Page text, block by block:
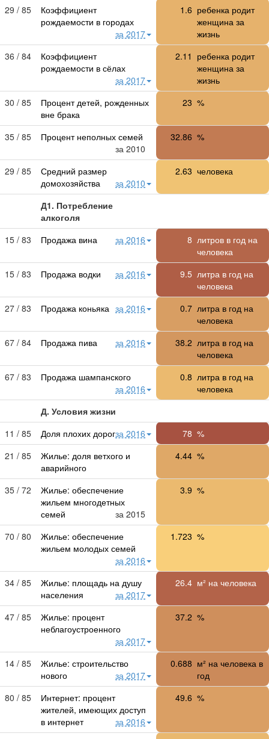
29 / 85
Коэффициент
рождаемости в городах
за 2017
1.6 ребенка родит
женщина за
жизнь
36 / 84
Коэффициент
рождаемости в сёлах
за 2017
2.11 ребенка родит
женщина за
жизнь
30 / 85
Процент детей, рожденных
вне брака
23 %
35 / 85
Процент неполных семей
за 2010
32.86 %
29 / 85
Средний размер
домохозяйства
за 2010
2.63 человека
Д1. Потребление
алкоголя
15 / 83
Продажа вина за 2016 8 литров в год на
человека
15 / 83
Продажа водки за 2016 9.5 литра в год на
человека
27 / 83
Продажа коньяка за 2016 0.7 литра в год на
человека
67 / 84
Продажа пива за 2016 38.2 литра в год на
человека
67 / 83
Продажа шампанского
за 2016
0.8 литра в год на
человека
Д. Условия жизни
11 / 85
Доля плохих дорогза 2016 78 %
21 / 85
Жилье: доля ветхого и
аварийного
4.44 %
35 / 72
Жилье: обеспечение
жильем многодетных
семей
за 2015
3.9 %
70 / 80
Жилье: обеспечение
жильем молодых семей
за 2016
1.723 %
34 / 85
Жилье: площадь на душу
населения
за 2017
26.4 м² на человека
47 / 85
Жилье: процент
неблагоустроенного
за 2017
37.2 %
14 / 85
Жилье: строительство
нового
за 2017
0.688 м² на человека в
год
80 / 85
Интернет: процент
жителей, имеющих доступ
в интернет
за 2016
49.6 %